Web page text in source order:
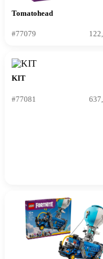
Tomatohead
#77079
KIT
#77081